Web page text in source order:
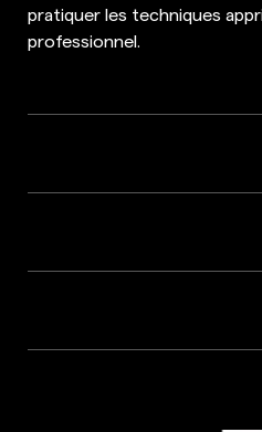
pratiquer les techniques
professionnel.